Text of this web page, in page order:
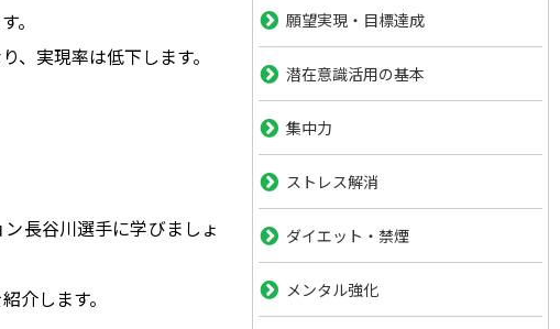
。
、実現率は低下します。
長谷川選手に学びましょ
介します。
願望実現・目標達成
潜在意識活用の基本
集中力
ストレス解消
ダイエット・禁煙
メンタル強化